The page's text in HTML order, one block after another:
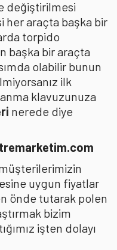
değiştirilmesi
araçta başka bir
torpido
başka bir araçta
olabilir bunun
ilk
klavuzunuza
nerede diye
uygun fiyatlar
önde tutarak polen
bizim
işten dolayı